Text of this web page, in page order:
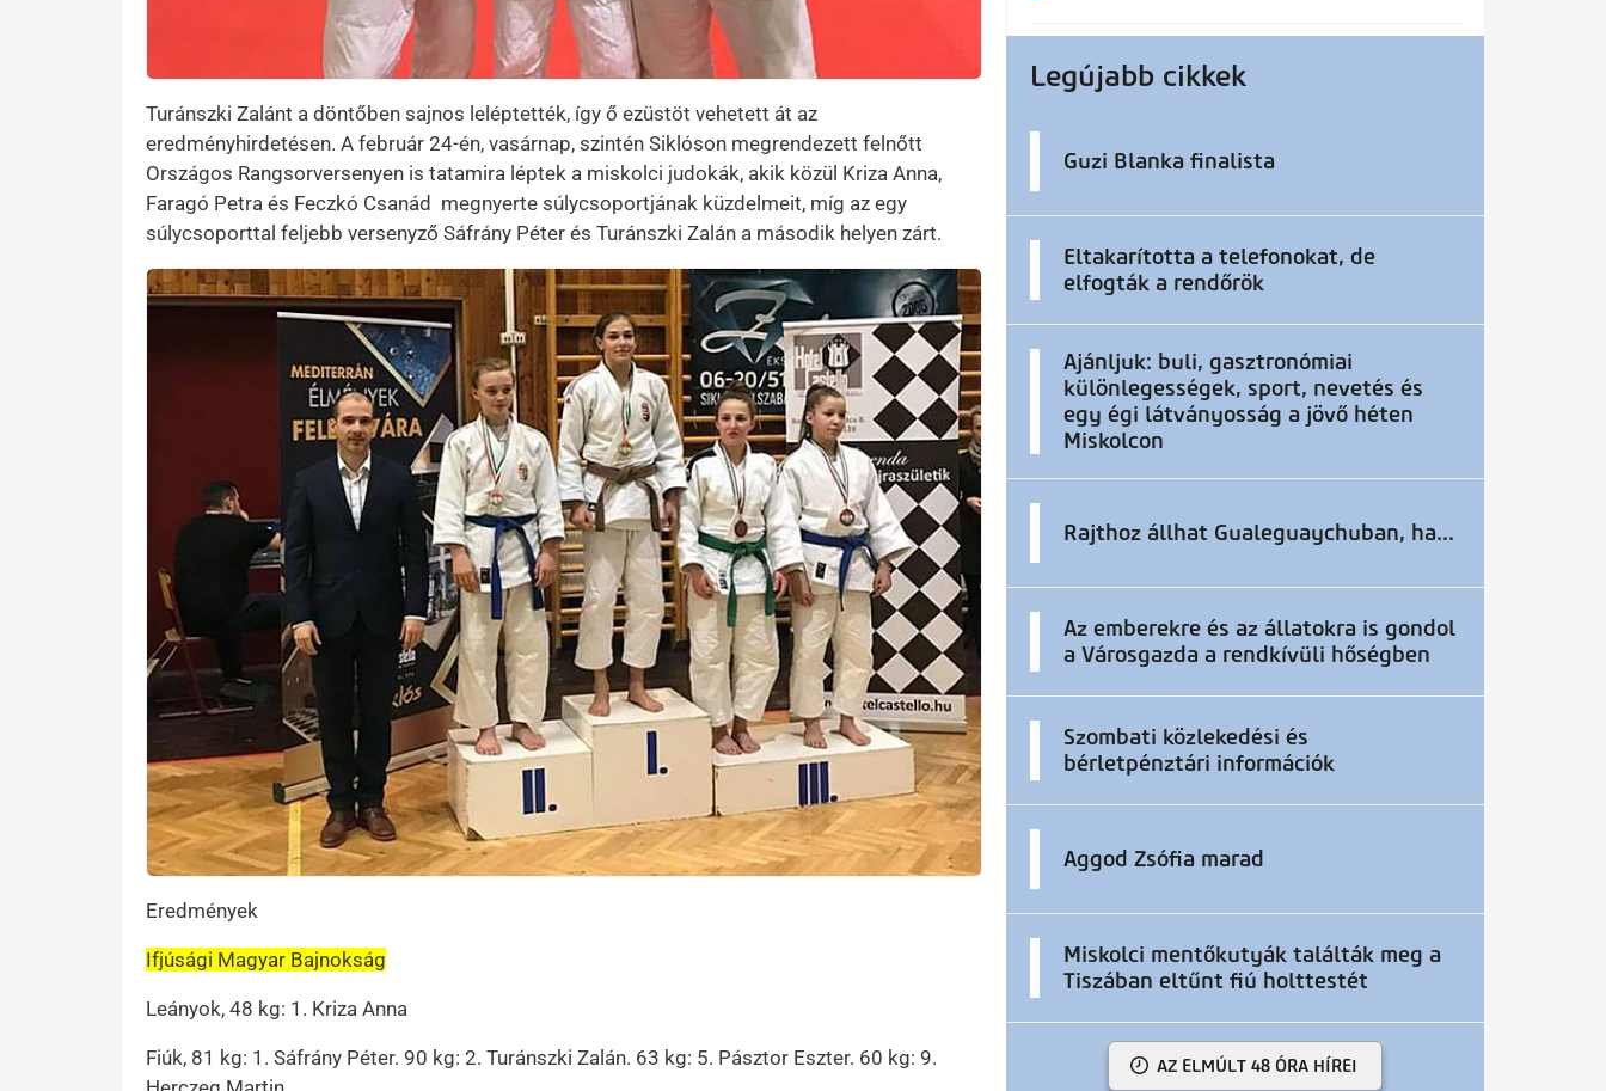
Turánszki Zalánt a döntőben sajnos leléptették, így ő ezüstöt vehetett át az
eredményhirdetésen. A február 24-én, vasárnap, szintén Siklóson megrendezett felnőtt
Országos Rangsorversenyen is tatamira léptek a miskolci judokák, akik közül Kriza Anna,
Faragó Petra és Feczkó Csanád megnyerte súlycsoportjának küzdelmeit, míg az egy
súlycsoporttal feljebb versenyző Sáfrány Péter és Turánszki Zalán a második helyen zárt.
Eredmények
Ifjúsági Magyar Bajnokság
Leányok, 48 kg: 1. Kriza Anna
Fiúk, 81 kg: 1. Sáfrány Péter. 90 kg: 2. Turánszki Zalán. 63 kg: 5. Pásztor Eszter. 60 kg: 9.
Legújabb cikkek
Guzi Blanka finalista
Eltakarította a telefonokat, de
elfogták a rendőrök
Ajánljuk: buli, gasztronómiai
különlegességek, sport, nevetés és
egy égi látványosság a jövő héten
Miskolcon
Rajthoz állhat Gualeguaychuban, ha...
Az emberekre és az állatokra is gondol
a Városgazda a rendkívüli hőségben
Szombati közlekedési és
bérletpénztári információk
Aggod Zsófia marad
Miskolci mentőkutyák találták meg a
Tiszában eltűnt fiú holttestét
AZ ELMÚLT 48 ÓRA HÍREI